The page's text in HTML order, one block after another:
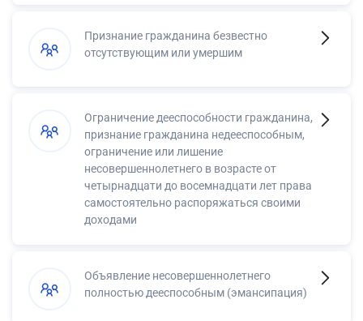
Признание гражданина безвестно
отсутствующим или умершим
Ограничение дееспособности гражданина,
признание гражданина недееспособным,
ограничение или лишение
несовершеннолетнего в возрасте от
четырнадцати до восемнадцати лет права
самостоятельно распоряжаться своими
доходами
Объявление несовершеннолетнего
полностью дееспособным (эмансипация)